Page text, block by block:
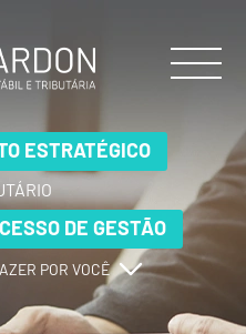
ESTRATÉGICO
DE GESTÃO
POR VOCÊ
ESTRATÉGICO
DE GESTÃO
POR VOCÊ
ESTRATÉGICO
DE GESTÃO
POR VOCÊ